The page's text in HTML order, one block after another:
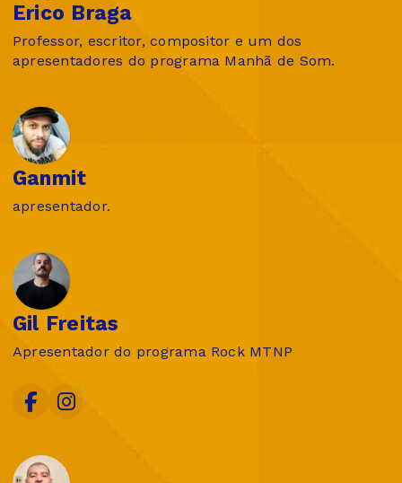
Erico Braga
Professor, escritor, compositor e um dos
apresentadores do programa Manhã de Som.
Ganmit
apresentador.
Gil Freitas
Apresentador do programa Rock MTNP